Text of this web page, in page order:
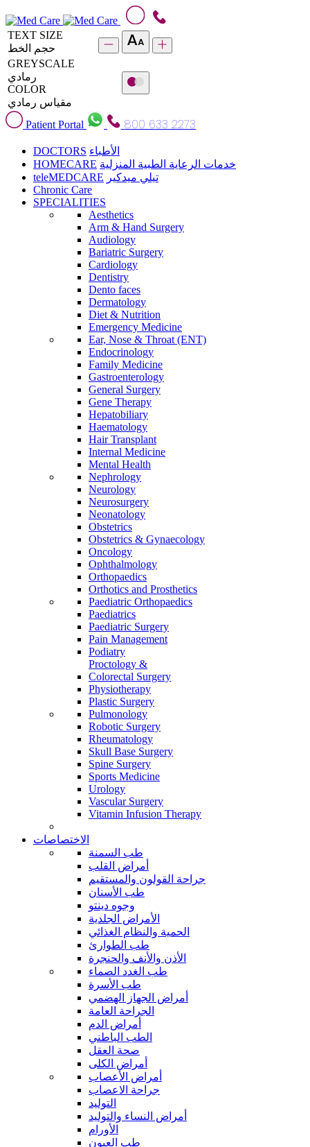
TEXT SIZE
حجم الخط
GREYSCALE
رمادي
COLOR
مقياس رمادي
Patient Portal
800 633 2273
DOCTORS الأطباء
HOMECARE خدمات الرعاية الطبية المنزلية
teleMEDCARE تيلي ميدكير
Chronic Care
SPECIALITIES
Aesthetics
Arm & Hand Surgery
Audiology
Bariatric Surgery
Cardiology
Dentistry
Dento faces
Dermatology
Diet & Nutrition
Emergency Medicine
Ear, Nose & Throat (ENT)
Endocrinology
Family Medicine
Gastroenterology
General Surgery
Gene Therapy
Hepatobiliary
Haematology
Hair Transplant
Internal Medicine
Mental Health
Nephrology
Neurology
Neurosurgery
Neonatology
Obstetrics
Obstetrics & Gynaecology
Oncology
Ophthalmology
Orthopaedics
Orthotics and Prosthetics
Paediatric Orthopaedics
Paediatrics
Paediatric Surgery
Pain Management
Podiatry
Proctology &
Colorectal Surgery
Physiotherapy
Plastic Surgery
Pulmonology
Robotic Surgery
Rheumatology
Skull Base Surgery
Spine Surgery
Sports Medicine
Urology
Vascular Surgery
Vitamin Infusion Therapy
الاختصاصات
طب السمنة
أمراض القلب
جراحة القولون والمستقيم
طب الأسنان
وجوه دينتو
الأمراض الجلدية
الحمية والنظام الغذائي
طب الطوارئ
الأذن والأنف والحنجرة
طب الغدد الصماء
طب الأسرة
أمراض الجهاز الهضمي
الجراحة العامة
أمراض الدم
الطب الباطني
صحة العقل
أمراض الكلى
أمراض الأعصاب
جراحة الاعصاب
التوليد
أمراض النساء والتوليد
الأورام
طب العيون